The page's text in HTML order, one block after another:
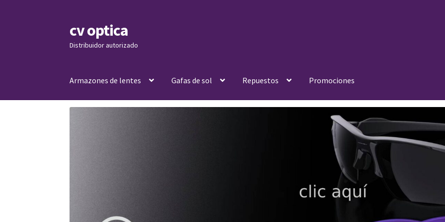
Skip
to
navigation
Skip
to
content
cv optica
Distribuidor autorizado
Armazones de lentes Gafas de sol Repuestos Promociones